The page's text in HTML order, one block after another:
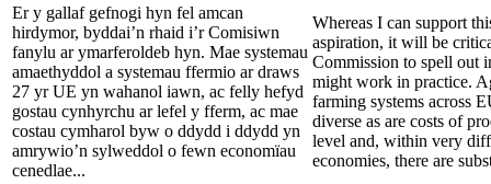
Er y gallaf gefnogi hyn fel amcan
hirdymor, byddai’n rhaid i’r Comisiwn
fanylu ar ymarferoldeb hyn. Mae systemau
amaethyddol a systemau ffermio ar draws
27 yr UE yn wahanol iawn, ac felly hefyd
gostau cynhyrchu ar lefel y fferm, ac mae
costau cymharol byw o ddydd i ddydd yn
amrywio’n sylweddol o fewn economïau
cenedlae...
Whereas I can support
aspiration, it will be
Commission to spell out
might work in practice.
farming systems across
diverse as are costs of
level and, within very
economies, there are